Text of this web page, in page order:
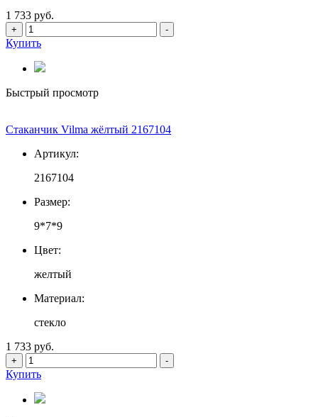
1 733 руб.
+ -
Купить
Быстрый просмотр
Стаканчик Vilma жёлтый 2167104
Артикул:
2167104
Размер:
9*7*9
Цвет:
желтый
Материал:
стекло
1 733 руб.
+ -
Купить